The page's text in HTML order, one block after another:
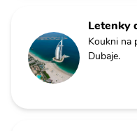
Letenky
Koukni na
Dubaje.